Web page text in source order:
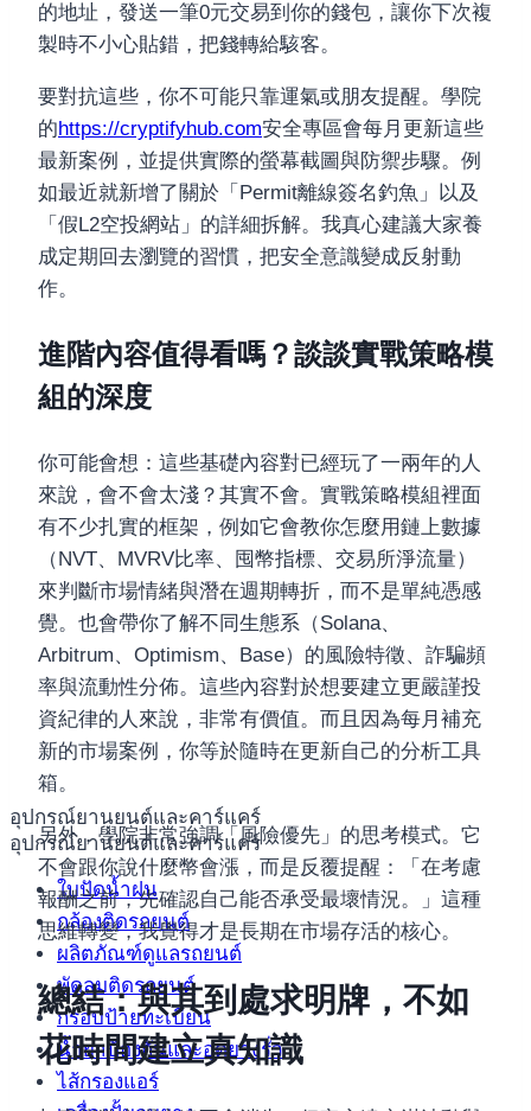
อุปกรณ์ยานยนต์และคาร์แคร์
อุปกรณ์ยานยนต์และคาร์แคร์
ใบปัดน้ำฝน
กล้องติดรถยนต์
ผลิตภัณฑ์ดูแลรถยนต์
พัดลมติดรถยนต์
กรอบป้ายทะเบียน
น้ำยาป้องกันและอุดยางรั่ว
ไส้กรองแอร์
的地址，發送一筆0元交易到你的錢包，讓你下次複
製時不小心貼錯，把錢轉給駭客。
要對抗這些，你不可能只靠運氣或朋友提醒。學院
的https://cryptifyhub.com安全專區會每月更新這些
最新案例，並提供實際的螢幕截圖與防禦步驟。例
如最近就新增了關於「Permit離線簽名釣魚」以及
「假L2空投網站」的詳細拆解。我真心建議大家養
成定期回去瀏覽的習慣，把安全意識變成反射動
作。
進階內容值得看嗎？談談實戰策略模
組的深度
你可能會想：這些基礎內容對已經玩了一兩年的人
來說，會不會太淺？其實不會。實戰策略模組裡面
有不少扎實的框架，例如它會教你怎麼用鏈上數據
（NVT、MVRV比率、囤幣指標、交易所淨流量）
來判斷市場情緒與潛在週期轉折，而不是單純憑感
覺。也會帶你了解不同生態系（Solana、
Arbitrum、Optimism、Base）的風險特徵、詐騙頻
率與流動性分佈。這些內容對於想要建立更嚴謹投
資紀律的人來說，非常有價值。而且因為每月補充
新的市場案例，你等於隨時在更新自己的分析工具
箱。
另外，學院非常強調「風險優先」的思考模式。它
不會跟你說什麼幣會漲，而是反覆提醒：「在考慮
報酬之前，先確認自己能否承受最壞情況。」這種
思維轉變，我覺得才是長期在市場存活的核心。
總結：與其到處求明牌，不如
花時間建立真知識